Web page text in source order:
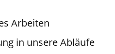
Arbeiten
in unsere Abläufe